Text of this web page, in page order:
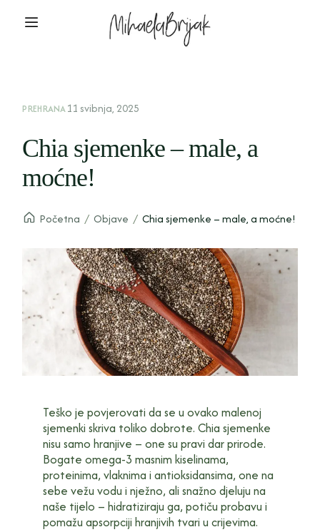
PREHRANA11 svibnja, 2025
Chia sjemenke – male, a
moćne!
Početna / Objave / Chia sjemenke – male, a moćne!
Teško je povjerovati da se u ovako malenoj
sjemenki skriva toliko dobrote. Chia sjemenke
nisu samo hranjive – one su pravi dar prirode.
Bogate omega-3 masnim kiselinama,
proteinima, vlaknima i antioksidansima, one na
sebe vežu vodu i nježno, ali snažno djeluju na
naše tijelo – hidratiziraju ga, potiču probavu i
pomažu apsorpciji hranjivih tvari u crijevima.